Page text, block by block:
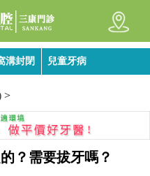
溝封閉 兒童牙病
>
？需要拔牙嗎？